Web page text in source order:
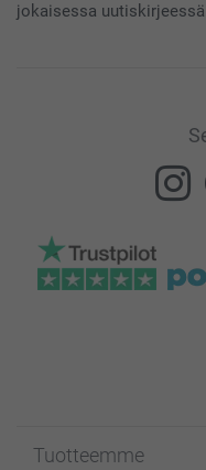
jokaisessa
Tuotteemme